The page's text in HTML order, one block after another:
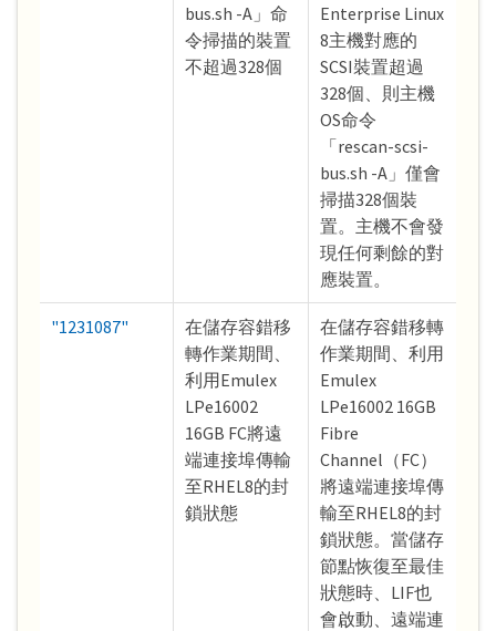
bus.sh -A」命
令掃描的裝置
不超過328個
Enterprise Linux
8主機對應的
SCSI裝置超過
328個、則主機
OS命令
「rescan-scsi-
bus.sh -A」僅會
掃描328個裝
置。主機不會發
現任何剩餘的對
應裝置。
"1231087"
在儲存容錯移
轉作業期間、
利用Emulex
LPe16002
16GB FC將遠
端連接埠傳輸
至RHEL8的封
鎖狀態
在儲存容錯移轉
作業期間、利用
Emulex
LPe16002 16GB
Fibre
Channel（FC）
將遠端連接埠傳
輸至RHEL8的封
鎖狀態。當儲存
節點恢復至最佳
狀態時、LIF也
會啟動、遠端連